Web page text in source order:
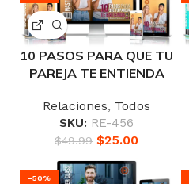
10 PASOS PARA QUE TU
PAREJA TE ENTIENDA
Relaciones, Todos
SKU: RE-456
$49.99 $25.00
-50%